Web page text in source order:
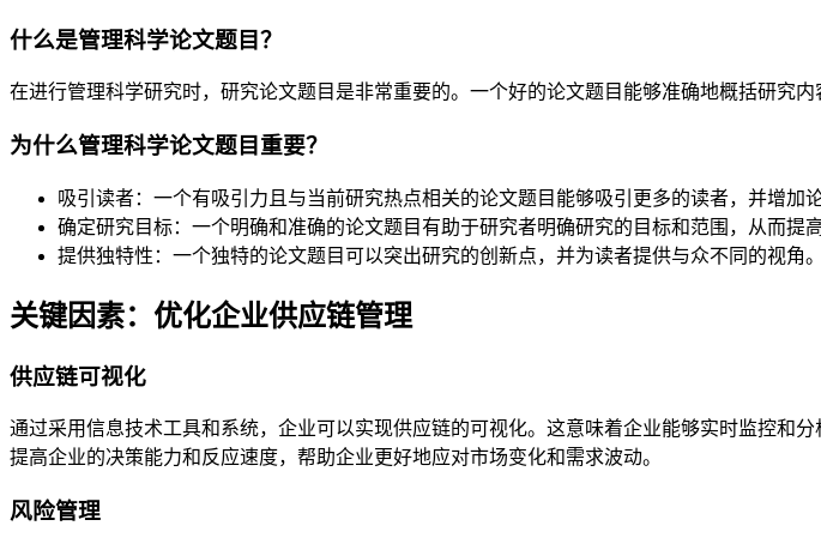
什么是管理科学论文题目？
在进行管理科学研究时，研究论文题目是非常重要的。一个好的论文题目能够准确地概括研究
为什么管理科学论文题目重要？
吸引读者：一个有吸引力且与当前研究热点相关的论文题目能够吸引更多的读者，并增加
确定研究目标：一个明确和准确的论文题目有助于研究者明确研究的目标和范围，从而提
提供独特性：一个独特的论文题目可以突出研究的创新点，并为读者提供与众不同的视角。
关键因素：优化企业供应链管理
供应链可视化
通过采用信息技术工具和系统，企业可以实现供应链的可视化。这意味着企业能够实时监控和
提高企业的决策能力和反应速度，帮助企业更好地应对市场变化和需求波动。
风险管理